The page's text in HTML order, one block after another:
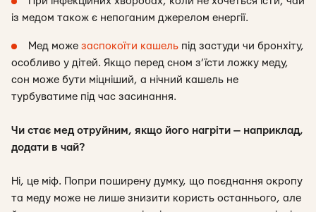
із медом також є непоганим джерелом енергії.
Мед може заспокоїти кашель під застуди чи бронхіту,
особливо у дітей. Якщо перед сном з’їсти ложку меду,
сон може бути міцніший, а нічний кашель не
турбуватиме під час засинання.
Чи стає мед отруйним, якщо його нагріти — наприклад,
додати в чай?
Ні, це міф. Попри поширену думку, що поєднання окропу
та меду може не лише знизити користь останнього, але